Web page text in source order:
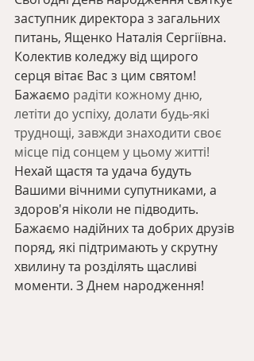
заступник директора з загальних
питань, Ященко Наталія Сергіївна.
Колектив коледжу від щирого
серця вітає Вас з цим святом!
Бажаємо радіти кожному дню,
летіти до успіху, долати будь-які
труднощі, завжди знаходити своє
місце під сонцем у цьому житті!
Нехай щастя та удача будуть
Вашими вічними супутниками, а
здоров'я ніколи не підводить.
Бажаємо надійних та добрих друзів
поряд, які підтримають у скрутну
хвилину та розділять щасливі
моменти. З Днем народження!